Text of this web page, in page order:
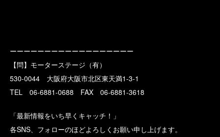
ーーーーーーーーーーーーーーーーーー
【問】モーターステージ（有）
530-0044 大阪府大阪市北区東天満1-3-1
TEL 06-6881-0688 FAX 06-6881-3618
「最新情報をいち早くキャッチ！」
各SNS、フォローのほどよろしくお願い申し上げます。